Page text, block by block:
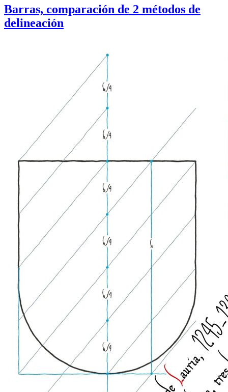
Barras, comparación de 2 métodos de
delineación